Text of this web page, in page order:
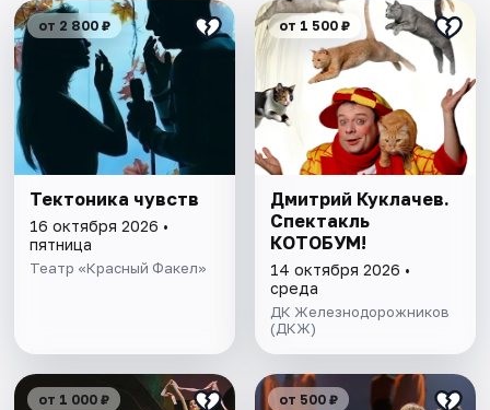
от 2 800 ₽
Тектоника чувств
16 октября 2026 •
пятница
Театр «Красный Факел»
от 1 500 ₽
Дмитрий Куклачев.
Спектакль
КОТОБУМ!
14 октября 2026 •
среда
ДК Железнодорожников
(ДКЖ)
от 1 000 ₽ от 500 ₽